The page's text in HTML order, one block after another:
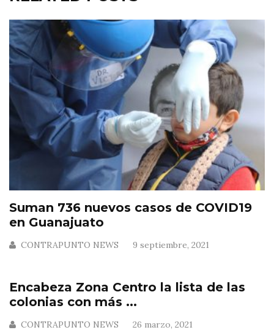
Suman 736 nuevos casos de COVID19
en Guanajuato
CONTRAPUNTO NEWS 9 septiembre, 2021
Encabeza Zona Centro la lista de las
colonias con más ...
CONTRAPUNTO NEWS 26 marzo, 2021